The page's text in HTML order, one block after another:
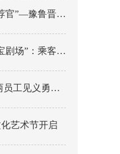
让游客一下高速就“入戏”
车厢，就“入戏”千年
勇为科学施救
化艺术节开启